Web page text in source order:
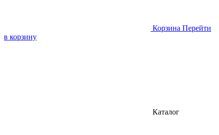
Корзина Перейти
в корзину
Каталог